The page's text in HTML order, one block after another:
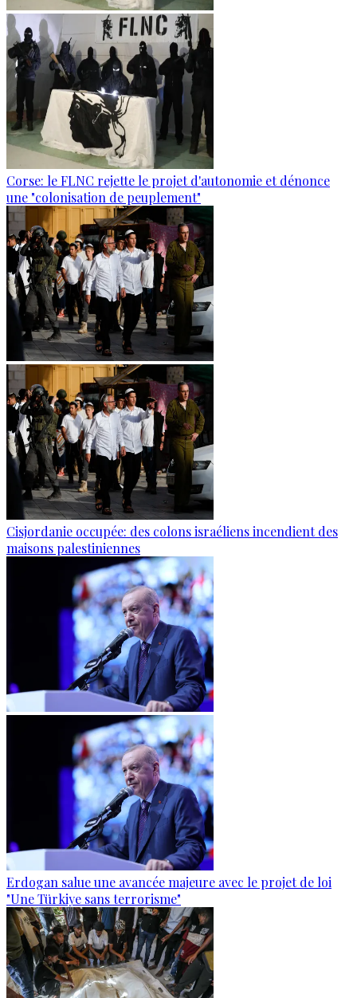
Corse: le FLNC rejette le projet d'autonomie et dénonce
une "colonisation de peuplement"
Cisjordanie occupée: des colons israéliens incendient des
maisons palestiniennes
Erdogan salue une avancée majeure avec le projet de loi
"Une Türkiye sans terrorisme"